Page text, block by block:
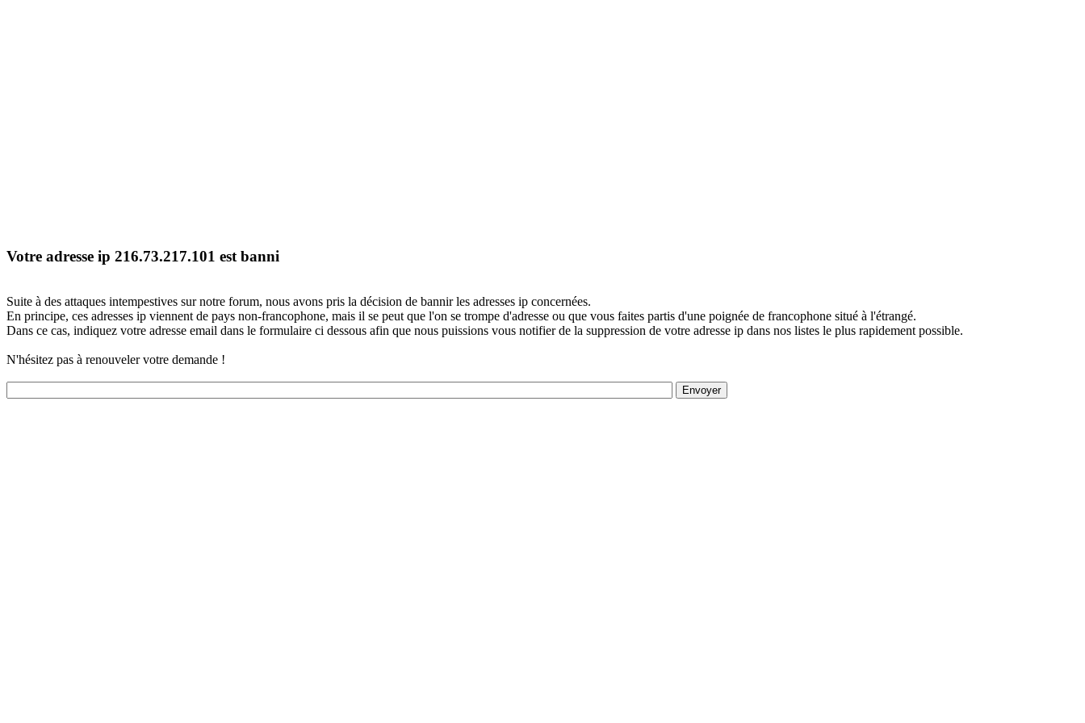
Votre adresse ip 216.73.217.101 est banni
Suite à des attaques intempestives sur notre forum, nous avons pris la décision de bannir les adresses ip concernées.
En principe, ces adresses ip viennent de pays non-francophone, mais il se peut que l'on se trompe d'adresse ou que vous faites partis d'une poignée de francophone situé à l'étrangé.
Dans ce cas, indiquez votre adresse email dans le formulaire ci dessous afin que nous puissions vous notifier de la suppression de votre adresse ip dans nos listes le plus rapidement possible.
N'hésitez pas à renouveler votre demande !